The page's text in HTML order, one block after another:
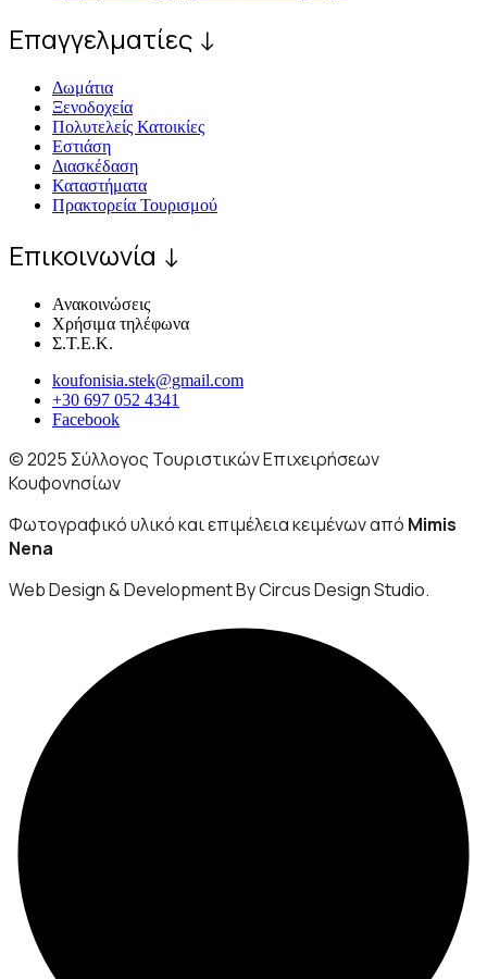
Επαγγελματίες ↓
Δωμάτια
Ξενοδοχεία
Πολυτελείς Κατοικίες
Εστιάση
Διασκέδαση
Καταστήματα
Πρακτορεία Τουρισμού
Επικοινωνία ↓
Ανακοινώσεις
Χρήσιμα τηλέφωνα
Σ.Τ.Ε.Κ.
koufonisia.stek@gmail.com
+30 697 052 4341
Facebook
© 2025 Σύλλογος Τουριστικών Επιχειρήσεων
Κουφονησίων
Φωτογραφικό υλικό και επιμέλεια κειμένων από Mimis
Nena
Web Design & Development By Circus Design Studio.